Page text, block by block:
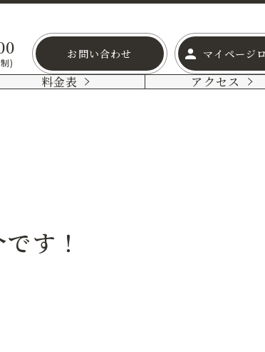
)
お問い合わせ マイページ
料金表 アクセス
す！